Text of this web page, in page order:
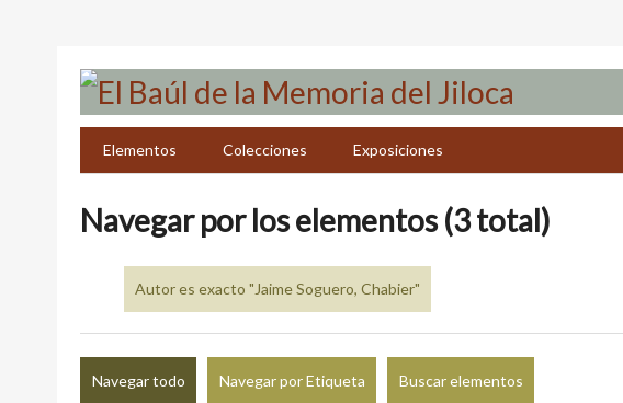
Elementos
Colecciones Exposiciones
Navegar por los elementos (3 total)
Autor es exacto "Jaime Soguero, Chabier"
Navegar todo Navegar por Etiqueta Buscar elementos